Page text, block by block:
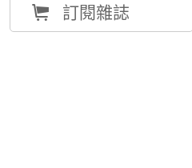
Å 訂閱雜誌